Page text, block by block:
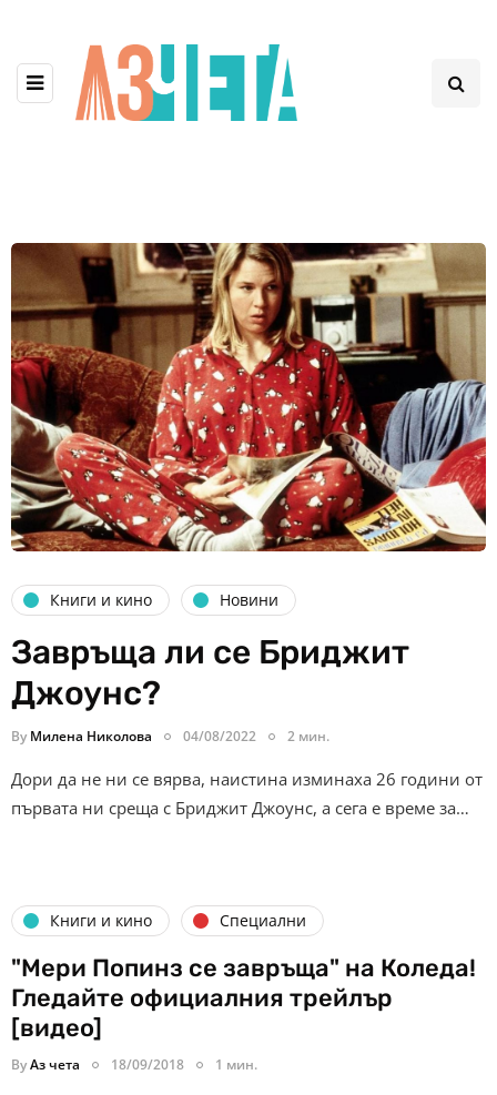
Книги и кино Новини
Завръща ли се Бриджит
Джоунс?
By Милена Николова 04/08/2022 2 мин.
Дори да не ни се вярва, наистина изминаха 26 години от
първата ни среща с Бриджит Джоунс, а сега е време за…
Книги и кино Специални
"Мери Попинз се завръща" на Коледа!
Гледайте официалния трейлър
[видео]
ByАз чета 18/09/2018 1 мин.